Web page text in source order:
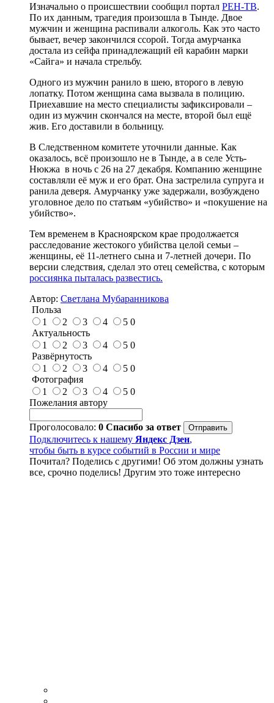
Изначально о происшествии сообщил портал РЕН-ТВ.
По их данным, трагедия произошла в Тынде. Двое
мужчин и женщина распивали алкоголь. Как это часто
бывает, вечер закончился ссорой. Тогда амурчанка
достала из сейфа принадлежащий ей карабин марки
«Сайга» и начала стрельбу.
Одного из мужчин ранило в шею, второго в левую
лопатку. Потом женщина сама вызвала в полицию.
Приехавшие на место специалисты зафиксировали –
один из мужчин скончался на месте, второй был ещё
жив. Его доставили в больницу.
В Следственном комитете уточнили данные. Как
оказалось, всё произошло не в Тынде, а в селе Усть-
Нюкжа в ночь с 26 на 27 декабря. Компанию женщине
составляли её муж и его брат. Она застрелила супруга и
ранила деверя. Амурчанку уже задержали, возбуждено
уголовное дело по статьям «убийство» и «покушение на
убийство».
Тем временем в Красноярском крае продолжается
расследование жестокого убийства целой семьи –
женщины, её 11-летнего сына и 7-летней дочери. По
версии следствия, сделал это отец семейства, с которым
россиянка пыталась развестись.
Автор: Светлана Мубаранникова
Польза
1
2 3 4 5 0
Актуальность
1
2 3 4 5 0
Развёрнутость
1
2 3 4 5 0
Фотография
1
2 3 4 5 0
Пожелания автору
Проголосовало: 0 Спасибо за ответ
Подключитесь к нашему Яндекс Дзен,
чтобы быть в курсе событий в России и мире
Почитал? Поделись с другими! Об этом должны узнать
все, срочно поделись! Другим это тоже интересно